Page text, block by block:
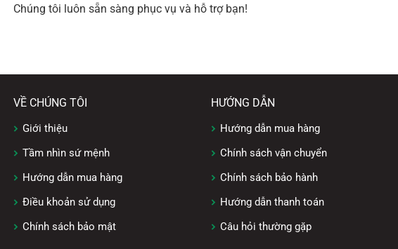
Chúng tôi luôn sẵn sàng phục vụ và hỗ trợ bạn!
VỀ CHÚNG TÔI
Giới thiệu
Tầm nhìn sứ mệnh
Hướng dẫn mua hàng
Điều khoản sử dụng
Chính sách bảo mật
HƯỚNG DẪN
Hướng dẫn mua hàng
Chính sách vận chuyển
Chính sách bảo hành
Hướng dẫn thanh toán
Câu hỏi thường gặp